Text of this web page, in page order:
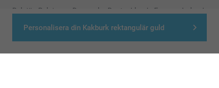
Personalisera din Kakburk rektangulär guld
België Belgique Danmark Deutschland France
Ireland
Nederland - Norge Österreich Schweiz Suisse